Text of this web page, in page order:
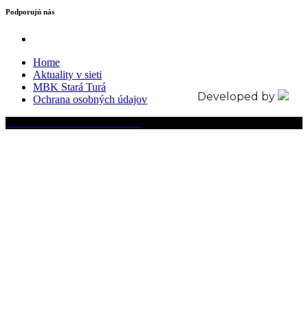
Podporujú nás
Home
Aktuality v sieti
MBK Stará Turá
Ochrana osobných údajov
Developed by